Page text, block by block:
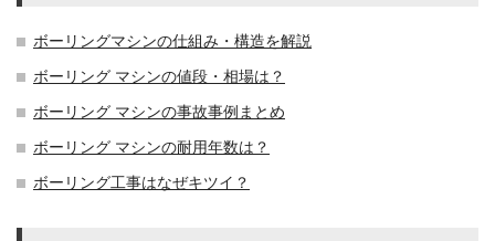
ボーリングマシンの仕組み・構造を解説
ボーリング マシンの値段・相場は？
ボーリング マシンの事故事例まとめ
ボーリング マシンの耐用年数は？
ボーリング工事はなぜキツイ？